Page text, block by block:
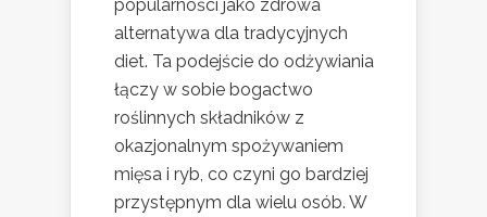
popularności jako zdrowa
alternatywa dla tradycyjnych
diet. Ta podejście do odżywiania
łączy w sobie bogactwo
roślinnych składników z
okazjonalnym spożywaniem
mięsa i ryb, co czyni go bardziej
przystępnym dla wielu osób. W